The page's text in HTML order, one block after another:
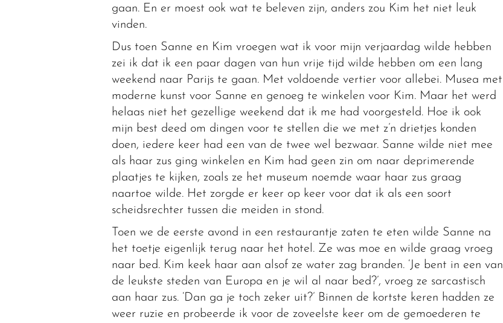
gaan. En er moest ook wat te beleven zijn, anders zou Kim het niet leuk
vinden.
Dus toen Sanne en Kim vroegen wat ik voor mijn verjaardag wilde hebben
zei ik dat ik een paar dagen van hun vrije tijd wilde hebben om een lang
weekend naar Parijs te gaan. Met voldoende vertier voor allebei. Musea met
moderne kunst voor Sanne en genoeg te winkelen voor Kim. Maar het werd
helaas niet het gezellige weekend dat ik me had voorgesteld. Hoe ik ook
mijn best deed om dingen voor te stellen die we met z’n drietjes konden
doen, iedere keer had een van de twee wel bezwaar. Sanne wilde niet mee
als haar zus ging winkelen en Kim had geen zin om naar deprimerende
plaatjes te kijken, zoals ze het museum noemde waar haar zus graag
naartoe wilde. Het zorgde er keer op keer voor dat ik als een soort
scheidsrechter tussen die meiden in stond.
Toen we de eerste avond in een restaurantje zaten te eten wilde Sanne na
het toetje eigenlijk terug naar het hotel. Ze was moe en wilde graag vroeg
naar bed. Kim keek haar aan alsof ze water zag branden. ‘Je bent in een van
de leukste steden van Europa en je wil al naar bed?’, vroeg ze sarcastisch
aan haar zus. ‘Dan ga je toch zeker uit?’ Binnen de kortste keren hadden ze
weer ruzie en probeerde ik voor de zoveelste keer om de gemoederen te